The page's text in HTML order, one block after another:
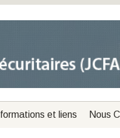
et liens Nous